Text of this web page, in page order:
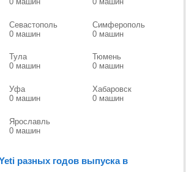
Севастополь
0 машин
Симферополь
0 машин
Тула
0 машин
Тюмень
0 машин
Уфа
0 машин
Хабаровск
0 машин
Ярославль
0 машин
разных годов выпуска в